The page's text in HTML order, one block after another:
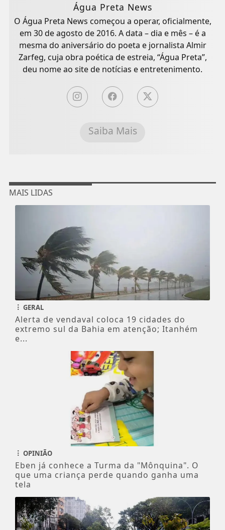
Água Preta News
O Água Preta News começou a operar, oficialmente,
em 30 de agosto de 2016. A data – dia e mês – é a
mesma do aniversário do poeta e jornalista Almir
Zarfeg, cuja obra poética de estreia, “Água Preta”,
deu nome ao site de notícias e entretenimento.
Saiba Mais
MAIS LIDAS
GERAL
Alerta de vendaval coloca 19 cidades do
extremo sul da Bahia em atenção; Itanhém
e...
OPINIÃO
Eben já conhece a Turma da "Mônquina". O
que uma criança perde quando ganha uma
tela